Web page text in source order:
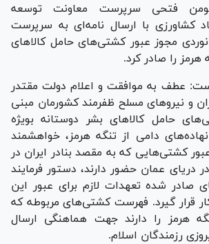
فتحی سرپرست معاونت توسعه
کشاورزی با ارسال نامه‌ای به سرپرست
مجوز عبور کشتی‌های حامل کالا‌های
هرمز را صادر کرد.
عطف به موافقت و اعلام دولت مقتدر
و نیرو‌های مسلح ظفرمند کشورمان مبنی
حامل کالا‌های بشر دوستانه بویژه
دامی از تنگه هرمز، خواهشمند
کشتی‌هایی که به مقصد بنادر ایران در
دریای عمان حضور دارند، دستور فرمایند
صادر شده تعهدات لازم برای عبور این
قرار گیرد. فهرست کشتی‌های مربوطه که
هرمز را دارند جهت هماهنگی ارسال
رزمندگان اسلام.